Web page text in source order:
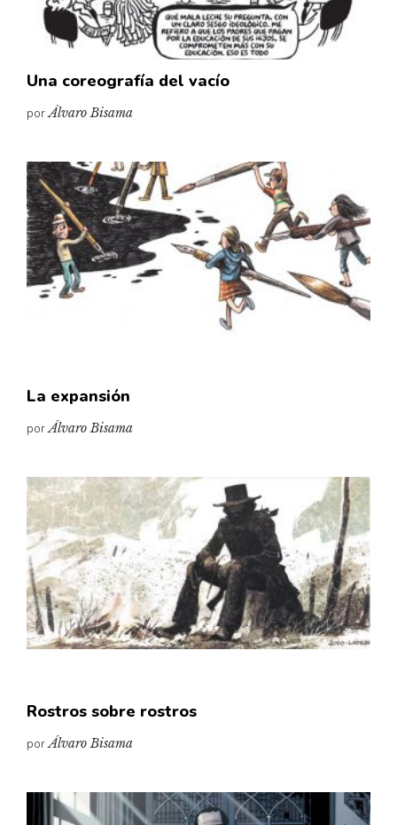
Una coreografía del vacío
porÁlvaro Bisama
La expansión
porÁlvaro Bisama
Rostros sobre rostros
porÁlvaro Bisama